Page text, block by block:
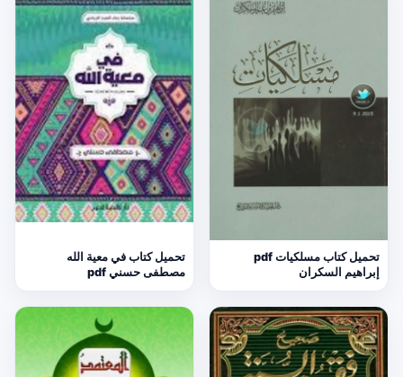
تحميل كتاب مسلكيات pdf
إبراهيم السكران
تحميل كتاب في معية الله
مصطفى حسني pdf